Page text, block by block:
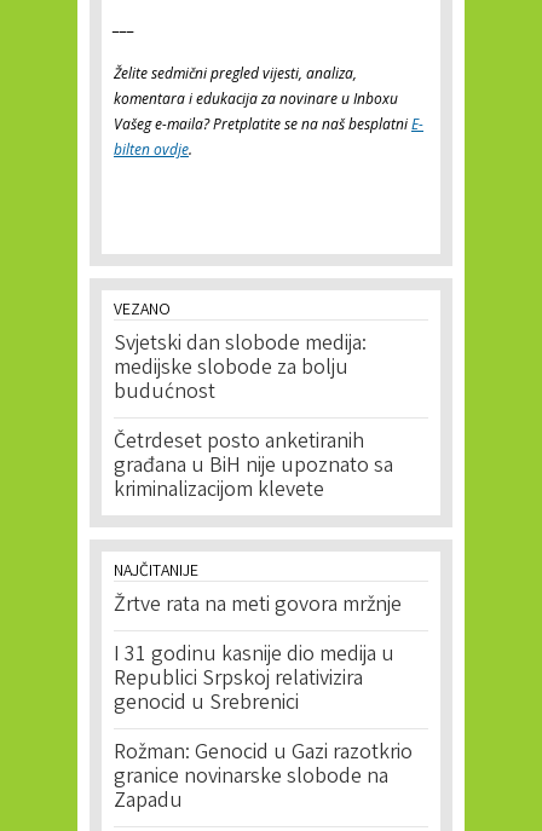
Želite sedmični pregled vijesti, analiza,
komentara i edukacija za novinare u Inboxu
Vašeg e-maila? Pretplatite se na naš besplatniE-
bilten ovdje.
VEZANO
Svjetski dan slobode medija:
medijske slobode za bolju
budućnost
Četrdeset posto anketiranih
građana u BiH nije upoznato sa
kriminalizacijom klevete
NAJČITANIJE
Žrtve rata na meti govora mržnje
I 31 godinu kasnije dio medija u
Republici Srpskoj relativizira
genocid u Srebrenici
Rožman: Genocid u Gazi razotkrio
granice novinarske slobode na
Zapadu